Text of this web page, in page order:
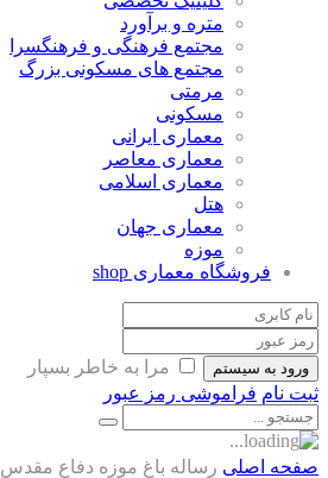
متره و برآورد
مجتمع فرهنگی و فرهنگسرا
مجتمع های مسکونی بزرگ
مرمتی
مسکونی
معماری ایرانی
معماری معاصر
معماری اسلامی
هتل
معماری جهان
موزه
فروشگاه معماری shop
ورود به سیستم
مرا به خاطر بسپار
ثبت نام فراموشی رمز عبور
صفحه اصلی رساله باغ موزه دفاع مقدس